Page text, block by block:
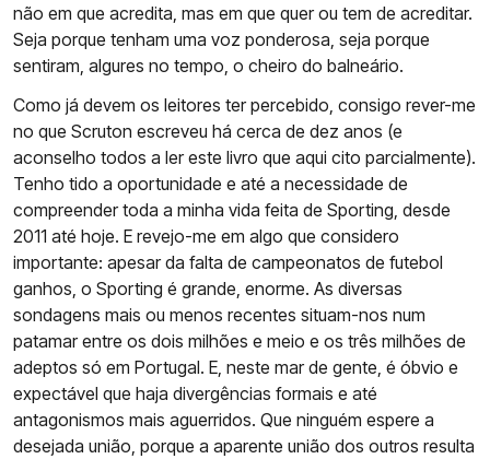
não em que acredita, mas em que quer ou tem de acreditar.
Seja porque tenham uma voz ponderosa, seja porque
sentiram, algures no tempo, o cheiro do balneário.
Como já devem os leitores ter percebido, consigo rever-me
no que Scruton escreveu há cerca de dez anos (e
aconselho todos a ler este livro que aqui cito parcialmente).
Tenho tido a oportunidade e até a necessidade de
compreender toda a minha vida feita de Sporting, desde
2011 até hoje. E revejo-me em algo que considero
importante: apesar da falta de campeonatos de futebol
ganhos, o Sporting é grande, enorme. As diversas
sondagens mais ou menos recentes situam-nos num
patamar entre os dois milhões e meio e os três milhões de
adeptos só em Portugal. E, neste mar de gente, é óbvio e
expectável que haja divergências formais e até
antagonismos mais aguerridos. Que ninguém espere a
desejada união, porque a aparente união dos outros resulta